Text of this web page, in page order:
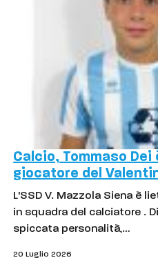
Calcio, Tommaso Dei
giocatore del
L'SSD V. Mazzola Siena è
in squadra del calciatore .
spiccata personalità,…
20 Luglio 2026